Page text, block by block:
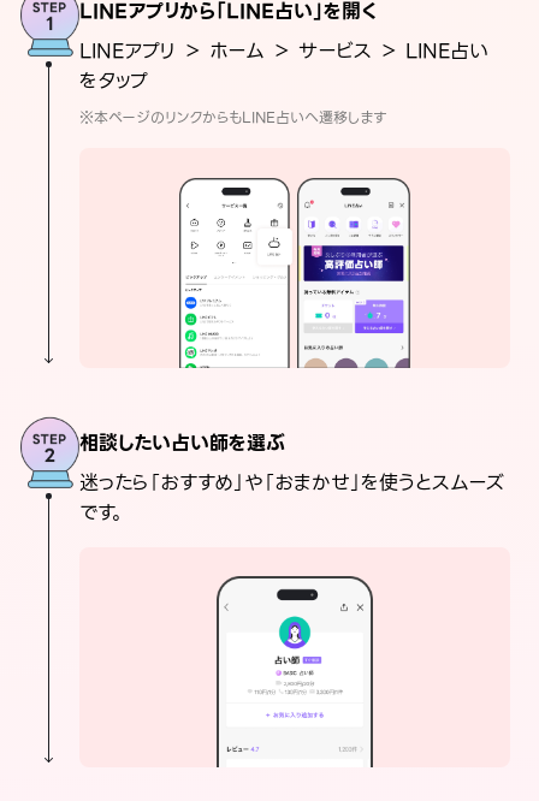
LINEアプリから「LINE占い」を開く
LINEアプリ ＞ ホーム ＞ サービス ＞ LINE占い
をタップ
※本ページのリンクからもLINE占いへ遷移します
相談したい占い師を選ぶ
迷ったら「おすすめ」や「おまかせ」を使うとスムーズ
です。